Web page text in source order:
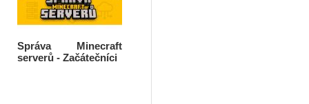
Správa Minecraft
serverů - Začátečníci